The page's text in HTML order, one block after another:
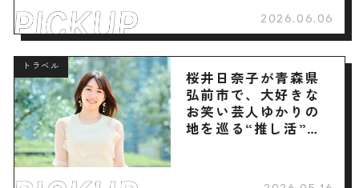
2026.06.06
トラベル
桜井日奈子が青森県
弘前市で、大好きな
お笑い芸人ゆかりの
地を巡る“推し活”旅